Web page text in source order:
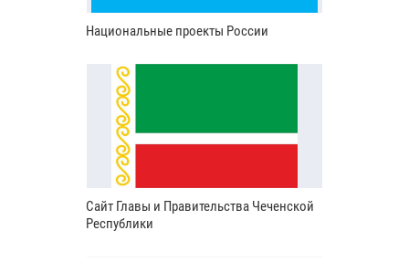
Национальные проекты России
Сайт Главы и Правительства Чеченской
Республики